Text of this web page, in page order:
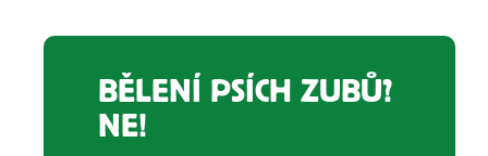
BĚLENÍ PSÍCH ZUBŮ?
NE!